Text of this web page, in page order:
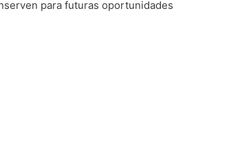
para futuras oportunidades